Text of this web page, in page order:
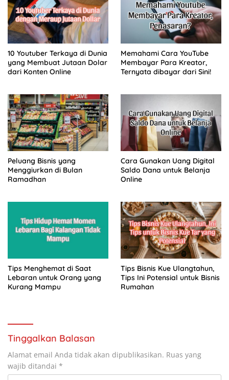
10 Youtuber Terkaya di Dunia
yang Membuat Jutaan Dolar
dari Konten Online
Memahami Cara YouTube
Membayar Para Kreator,
Ternyata dibayar dari Sini!
Peluang Bisnis yang
Menggiurkan di Bulan
Ramadhan
Cara Gunakan Uang Digital
Saldo Dana untuk Belanja
Online
Tips Menghemat di Saat
Lebaran untuk Orang yang
Kurang Mampu
Tips Bisnis Kue Ulangtahun,
Tips Ini Potensial untuk Bisnis
Rumahan
Tinggalkan Balasan
Alamat email Anda tidak akan dipublikasikan. Ruas yang
wajib ditandai *